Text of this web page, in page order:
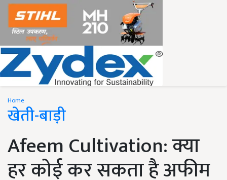
Home
खेती-बाड़ी
Afeem Cultivation: क्या
हर कोई कर सकता है अफीम